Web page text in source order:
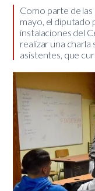
Como parte de las
mayo, el diputado
instalaciones del
realizar una
asistentes, que